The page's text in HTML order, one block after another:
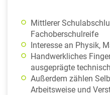
Mittlerer
Fachoberschulreife
Interesse an Physik,
Handwerkliches
ausgeprägte
Außerdem zählen
Arbeitsweise und